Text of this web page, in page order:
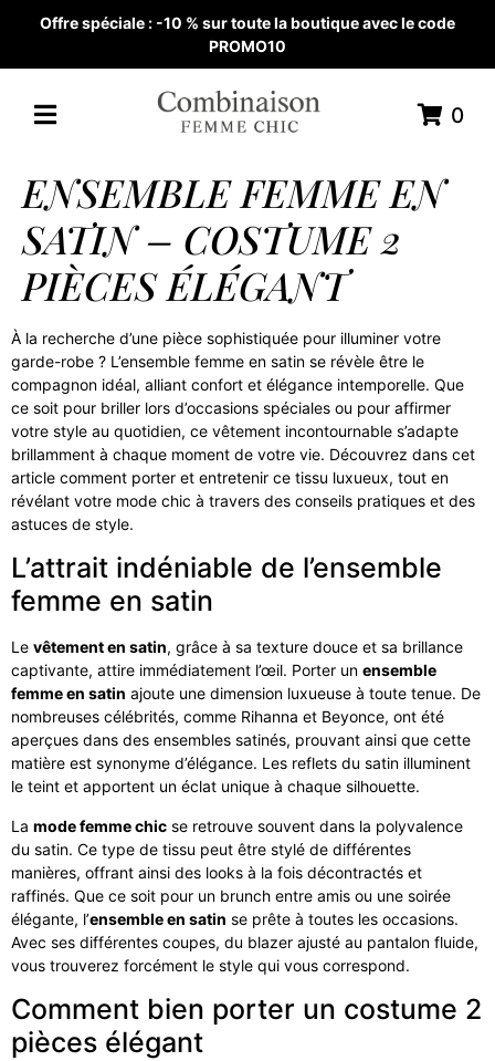
Offre spéciale : -10 % sur toute la boutique avec le code
PROMO10
0
ENSEMBLE FEMME EN
SATIN – COSTUME 2
PIÈCES ÉLÉGANT
À la recherche d’une pièce sophistiquée pour illuminer votre
garde-robe ? L’ensemble femme en satin se révèle être le
compagnon idéal, alliant confort et élégance intemporelle. Que
ce soit pour briller lors d’occasions spéciales ou pour affirmer
votre style au quotidien, ce vêtement incontournable s’adapte
brillamment à chaque moment de votre vie. Découvrez dans cet
article comment porter et entretenir ce tissu luxueux, tout en
révélant votre mode chic à travers des conseils pratiques et des
astuces de style.
L’attrait indéniable de l’ensemble
femme en satin
Le vêtement en satin, grâce à sa texture douce et sa brillance
captivante, attire immédiatement l’œil. Porter un ensemble
femme en satin ajoute une dimension luxueuse à toute tenue. De
nombreuses célébrités, comme Rihanna et Beyonce, ont été
aperçues dans des ensembles satinés, prouvant ainsi que cette
matière est synonyme d’élégance. Les reflets du satin illuminent
le teint et apportent un éclat unique à chaque silhouette.
La mode femme chic se retrouve souvent dans la polyvalence
du satin. Ce type de tissu peut être stylé de différentes
manières, offrant ainsi des looks à la fois décontractés et
raffinés. Que ce soit pour un brunch entre amis ou une soirée
élégante, l’ensemble en satin se prête à toutes les occasions.
Avec ses différentes coupes, du blazer ajusté au pantalon fluide,
vous trouverez forcément le style qui vous correspond.
Comment bien porter un costume 2
pièces élégant